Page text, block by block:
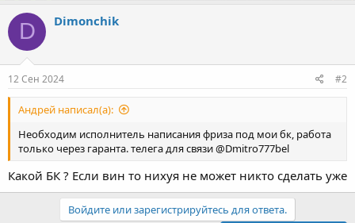
D Dimonchik
12 Сен 2024 #2
Андрей написал(а):
Необходим исполнитель написания фриза под мои бк, работа
только через гаранта. телега для связи @Dmitro777bel
Какой БК ? Если вин то нихуя не может никто сделать уже
Войдите или зарегистрируйтесь для ответа.